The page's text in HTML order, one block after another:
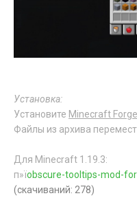
Установка:
Установите Minecraft Forge
Файлы из архива
Для Minecraft 1.19.3:
п»їobscure-tooltips-mod-
(cкачиваний: 278)